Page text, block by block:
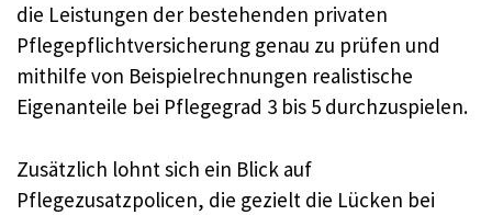
die Leistungen der bestehenden privaten
Pflegepflichtversicherung genau zu prüfen und
mithilfe von Beispielrechnungen realistische
Eigenanteile bei Pflegegrad 3 bis 5 durchzuspielen.​
Zusätzlich lohnt sich ein Blick auf
Pflegezusatzpolicen, die gezielt die Lücken bei